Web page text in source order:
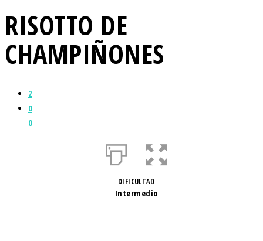
RISOTTO DE
CHAMPIÑONES
2
0
0
DIFICULTAD
Intermedio